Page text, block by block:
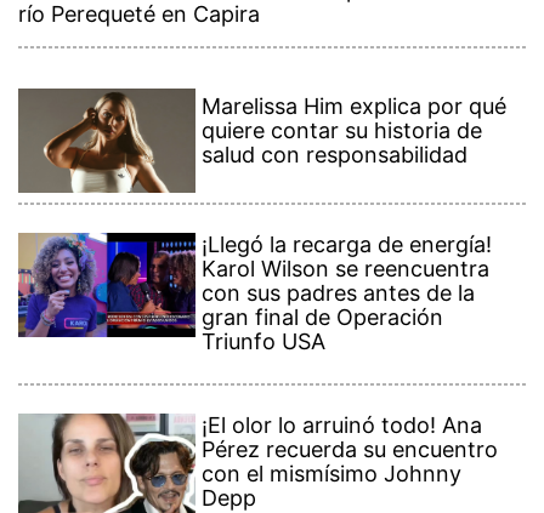
río Perequeté en Capira
Marelissa Him explica por qué
quiere contar su historia de
salud con responsabilidad
¡Llegó la recarga de energía!
Karol Wilson se reencuentra
con sus padres antes de la
gran final de Operación
Triunfo USA
¡El olor lo arruinó todo! Ana
Pérez recuerda su encuentro
con el mismísimo Johnny
Depp